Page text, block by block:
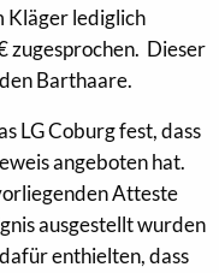
Kläger lediglich
zugesprochen. Dieser
Barthaare.
LG Coburg fest, dass
angeboten hat.
Atteste
ausgestellt wurden
enthielten, dass